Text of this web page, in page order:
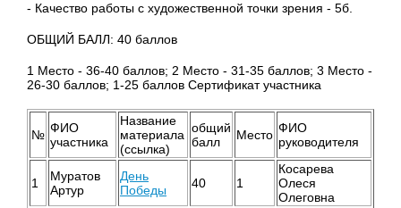
- Качество работы с художественной точки зрения - 5б.
ОБЩИЙ БАЛЛ: 40 баллов
1 Место - 36-40 баллов; 2 Место - 31-35 баллов; 3 Место -
26-30 баллов; 1-25 баллов Сертификат участника
№ ФИО
участника
Название
материала
(ссылка)
общий
балл
Место ФИО
руководителя
1
Муратов
Артур
День
Победы
40 1
Косарева
Олеся
Олеговна